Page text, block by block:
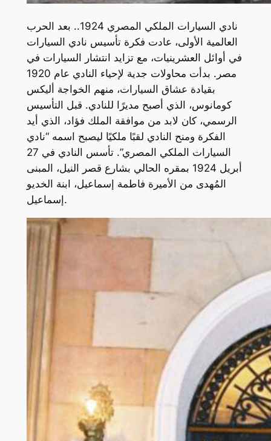
نادي السيارات الملكي المصري 1924.. بعد الحرب
العالمية الأولى، عادت فكرة تأسيس نادي السيارات
في أوائل العشرينيات، مع تزايد انتشار السيارات في
مصر. بدأت محاولات جدية لإحياء النادي عام 1920
بقيادة عشاق السيارات، منهم الخواجة أليكس
كومانوس، الذي أصبح مديرًا للنادي. قبل التأسيس
الرسمي، كان لابد من موافقة الملك فؤاد، الذي أيد
الفكرة ومنح النادي لقبًا ملكيًا ليصبح اسمه “نادي
السيارات الملكي المصري”. تأسس النادي في 27
أبريل 1924 بمقره الحالي بشارع قصر النيل، المبنى
المُهدى من الأميرة فاطمة إسماعيل، ابنة الخديو
إسماعيل.